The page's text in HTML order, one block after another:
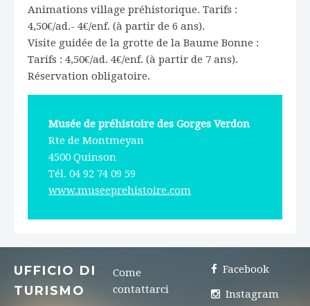
Animations village préhistorique. Tarifs :
4,50€/ad.- 4€/enf. (à partir de 6 ans).
Visite guidée de la grotte de la Baume Bonne :
Tarifs : 4,50€/ad. 4€/enf. (à partir de 7 ans).
Réservation obligatoire.
Musée de préhistoire des Gorges Verdon
Rte de Montmeyan
4500 Quinson
Tél. 04 92 74 09 59
www.museeprehistoire.com
UFFICIO DI
TURISMO
Come
contattarci
Facebook
Instagram